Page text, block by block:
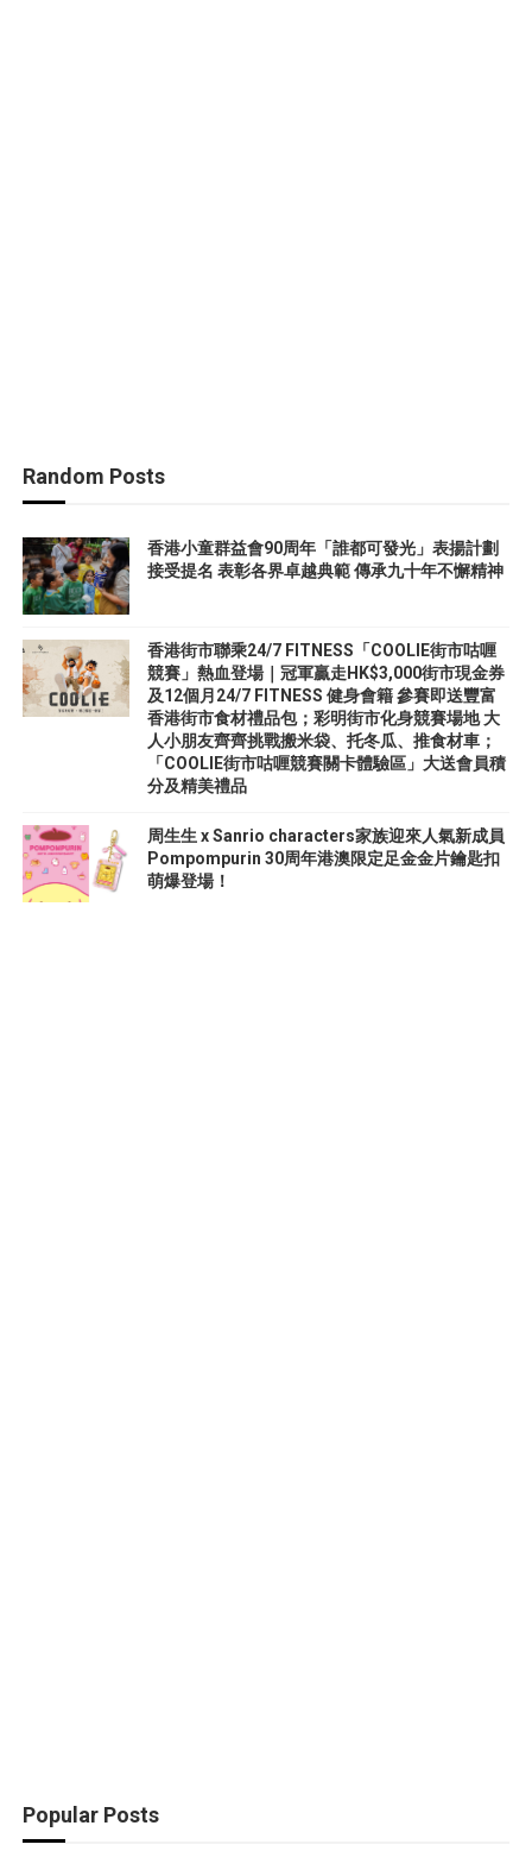
Random Posts
香港小童群益會90周年「誰都可發光」表揚計劃
接受提名 表彰各界卓越典範 傳承九十年不懈精神
香港街市聯乘24/7 FITNESS「COOLIE街市咕喱
競賽」熱血登場｜冠軍贏走HK$3,000街市現金券
及12個月24/7 FITNESS 健身會籍 參賽即送豐富
香港街市食材禮品包；彩明街市化身競賽場地 大
人小朋友齊齊挑戰搬米袋、托冬瓜、推食材車；
「COOLIE街市咕喱競賽關卡體驗區」大送會員積
分及精美禮品
周生生 x Sanrio characters家族迎來人氣新成員
Pompompurin 30周年港澳限定足金金片鑰匙扣
萌爆登場！
Popular Posts